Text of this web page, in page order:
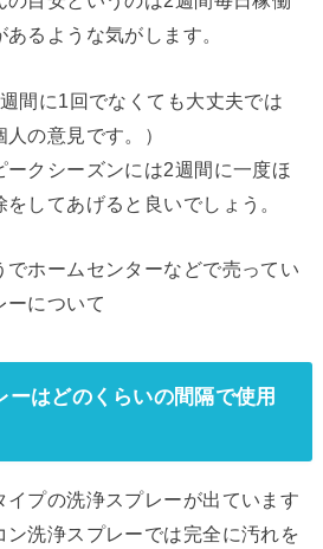
るような気がします。
間に1回でなくても大丈夫では
の意見です。）
ークシーズンには2週間に一度ほ
してあげると良いでしょう。
でホームセンターなどで売ってい
ーについて
ーはどのくらいの間隔で使用
プの洗浄スプレーが出ています
ン洗浄スプレーでは完全に汚れを